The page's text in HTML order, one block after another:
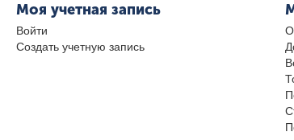
Моя учетная запись
Войти
Создать учетную запись
О